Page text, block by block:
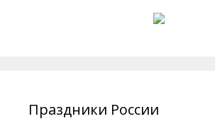
Праздники России